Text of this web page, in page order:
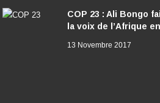
COP 23 : Ali Bongo
la voix de l’Afrique
13 Novembre 2017